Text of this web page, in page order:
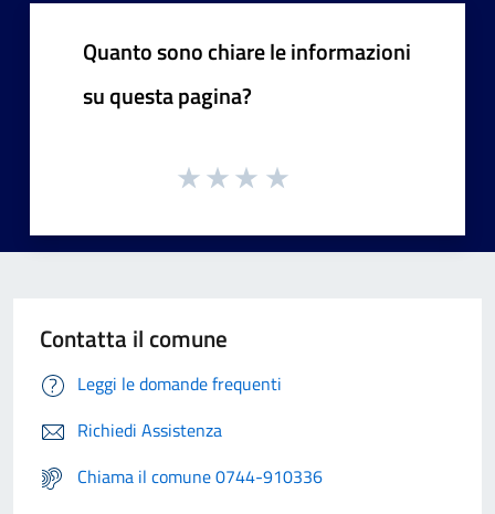
Quanto sono chiare le informazioni
su questa pagina?
Contatta il comune
Leggi le domande frequenti
Richiedi Assistenza
Chiama il comune 0744-910336